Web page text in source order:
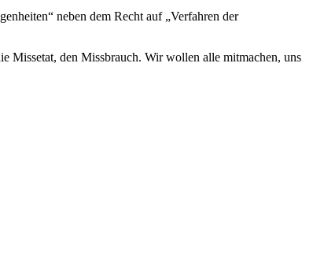
neben dem Recht auf „Verfahren der
Missetat, den Missbrauch. Wir wollen alle mitmachen, uns